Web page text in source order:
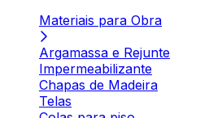
Materiais para Obra
Argamassa e Rejunte
Impermeabilizante
Chapas de Madeira
Telas